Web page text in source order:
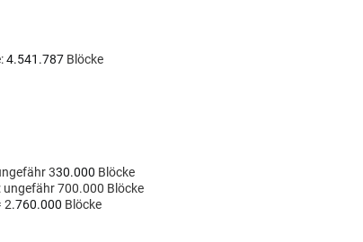
4.541.787 Blöcke
330.000 Blöcke
ungefähr 700.000 Blöcke
2.760.000 Blöcke